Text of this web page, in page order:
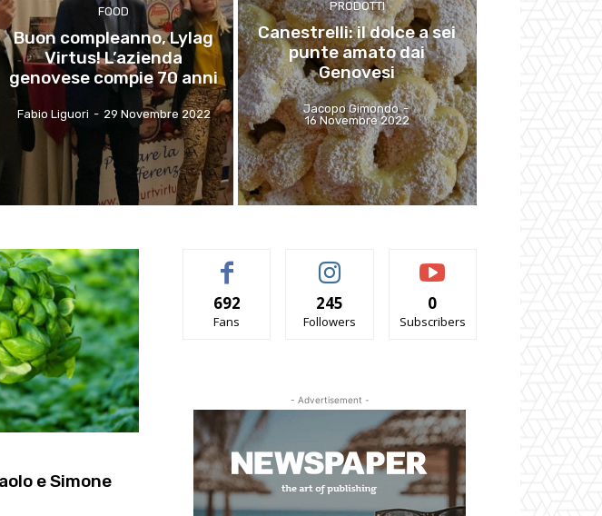
FOOD
Buon compleanno, Lylag
Virtus! L’azienda
genovese compie 70 anni
Fabio Liguori - 29 Novembre 2022
PRODOTTI
Canestrelli: il dolce a sei
punte amato dai
Genovesi
Jacopo Gimondo -
16 Novembre 2022
e Simone
692
Fans
245
Followers
0
Subscribers
- Advertisement -